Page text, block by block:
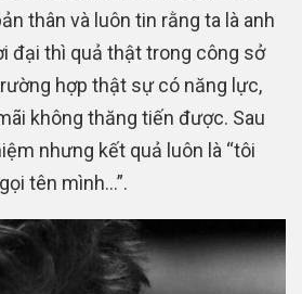
thân và luôn tin rằng ta là anh
đại thì quả thật trong công sở
hợp thật sự có năng lực,
không thăng tiến được. Sau
nhưng kết quả luôn là “tôi
tên mình…”.